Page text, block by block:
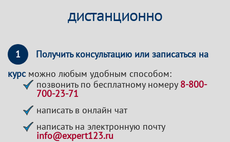
дистанционно
1
Получить консультацию или записаться на
курсможно любым удобным способом:
позвонить по бесплатному номеру 8-800-
700-23-71
написать в онлайн чат
написать на электронную почту
info@expert123.ru